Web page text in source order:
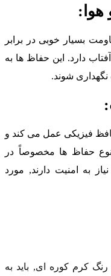
بسیار خوبی در برابر
دارد. این حفاظ ها به
شوند.
فیزیکی عمل می کند و
حفاظ ها مخصوصاً در
امنیت دارند, مورد
کرم کوره ای, باید به